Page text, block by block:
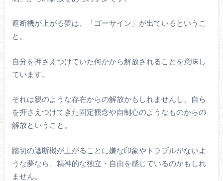
遮断機が上がる夢は、「ゴーサイン」が出ているというこ
と。
自分を押さえつけていた何かから解放されることを意味し
ています。
それは親のような存在からの解放かもしれませんし、自ら
を押さえつけてきた固定観念や自制心のようなものからの
解放ということ。
踏切の遮断機が上がることに嫌な印象やトラブルがないよ
うな夢なら、精神的な独立・自由を感じているのかもしれ
ません。